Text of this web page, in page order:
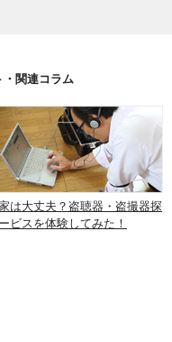
関連コラム
は大丈夫？盗聴器・盗撮器探
ビスを体験してみた！